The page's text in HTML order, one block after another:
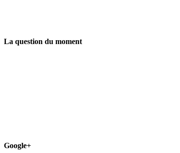
La question du moment
Google+